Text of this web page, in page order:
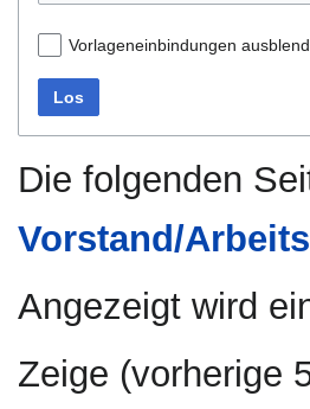
Vorlageneinbindungen
Los
Die folgenden
Vorstand/
Angezeigt wird
Zeige (vorherige